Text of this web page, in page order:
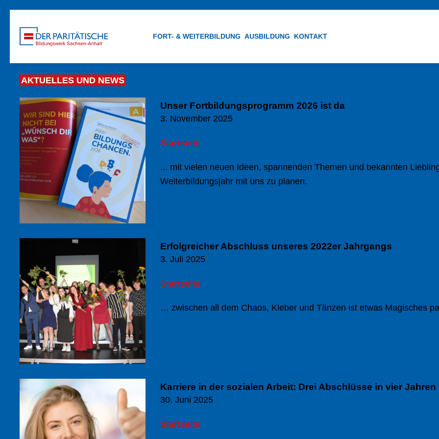
FORT- & WEITERBILDUNG AUSBILDUNG KONTAKT
AKTUELLES UND NEWS
Unser Fortbildungsprogramm 2026 ist da
3. November 2025
Startseite
... mit vielen neuen Ideen, spannenden Themen und bekannten
Weiterbildungsjahr mit uns zu planen.
Erfolgreicher Abschluss unseres 2022er Jahrgangs
3. Juli 2025
Startseite
… zwischen all dem Chaos, Kleber und Tänzen ist etwas Magisches
Karriere in der sozialen Arbeit: Drei Abschlüsse in vier Jahren
30. Juni 2025
Startseite